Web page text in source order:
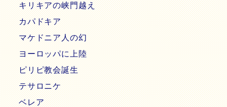
キリキアの峡門越え
カパドキア
マケドニア人の幻
ヨーロッパに上陸
ピリピ教会誕生
テサロニケ
ベレア